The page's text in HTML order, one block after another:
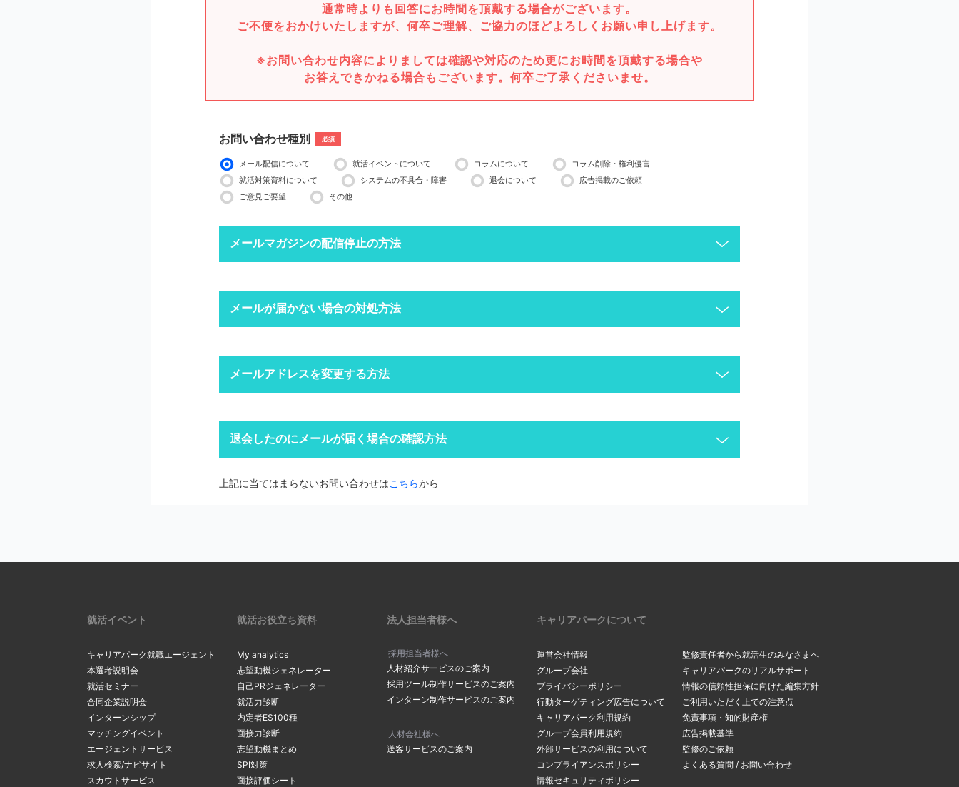
通常時よりも回答にお時間を頂戴する場合がございます。
ご不便をおかけいたしますが、何卒ご理解、ご協力のほどよろしくお願い申し上げます。
※お問い合わせ内容によりましては確認や対応のため更にお時間を頂戴する場合や
お答えできかねる場合もございます。何卒ご了承くださいませ。
お問い合わせ種別 必須
メール配信について 就活イベントについて コラムについて
コラム削除・権利侵害
就活対策資料について
システムの不具合・障害 退会について
広告掲載のご依頼
ご意見ご要望
その他
メールマガジンの配信停止の方法
配信停止までに2〜3営業日ほどかかる場合がございますのでご了承ください。
上記にて、解決しない場合はこちらからお問い合わせください
メールが届かない場合の対処方法
1
2
ドメイン指定受信の設定をされていませんか？
メールの設定画面から「@careerpark.jp」からのメールを受け取るように設定してください。
Softbankの方はこちら
内のメールを削除し空き容量の確保をお願いします。
間違ったメールアドレスご登録されていませんか？
カンマ（，）や、ドット（．）などにお間違いがございませんか？
マイページ内の「
」にて登録アドレスを確認することができます。
間違ったアドレスを入力されていた場合はマイページメニューの「
メールアドレスの変更ページ 」よりメー
ルアドレスの変更をお願いします。
メールアドレスを変更する方法
1
「ログイン」からログインをしてください。
※ID・パスワードを忘れた方はこちら
リックしてください。
現在のメールアドレスが表示されます。変更
」をクリックしてください。
「新たなメールアドレス」に、登録を希望す
るメールアドレスを入力し「メールアドレス
変更」ボタンをクリックしてください。
退会したのにメールが届く場合の確認方法
メールの配信停止手続きには、2～3日程度お時間をいただいております。
上記に当てはまらないお問い合わせはこちらから
就活イベント
キャリアパーク就職エージェント
本選考説明会
就活セミナー
合同企業説明会
インターンシップ
マッチングイベント
エージェントサービス
求人検索/ナビサイト
スカウトサービス
就活お役立ち資料
My analytics
志望動機ジェネレーター
自己PRジェネレーター
就活力診断
内定者ES100種
面接力診断
志望動機まとめ
SPI対策
面接評価シート
法人担当者様へ
採用担当者様へ
人材紹介サービスのご案内
採用ツール制作サービスのご案内
インターン制作サービスのご案内
人材会社様へ
送客サービスのご案内
キャリアパークについて
運営会社情報
グループ会社
プライバシーポリシー
行動ターゲティング広告について
キャリアパーク利用規約
グループ会員利用規約
外部サービスの利用について
コンプライアンスポリシー
情報セキュリティポリシー
監修責任者から就活生のみなさまへ
キャリアパークのリアルサポート
情報の信頼性担保に向けた編集方針
ご利用いただく上での注意点
免責事項・知的財産権
広告掲載基準
監修のご依頼
よくある質問 / お問い合わせ